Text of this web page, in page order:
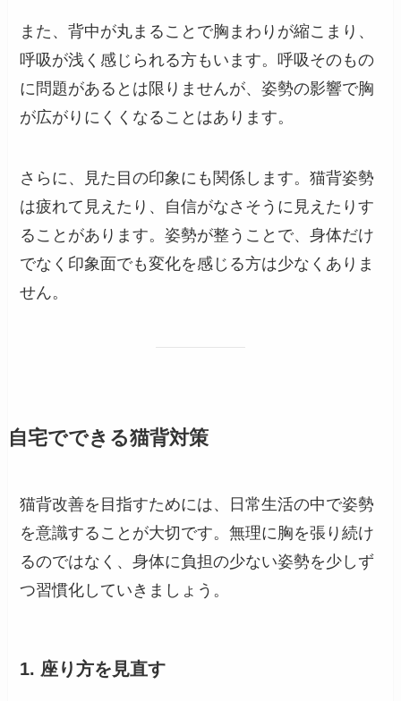
また、背中が丸まることで胸まわりが縮こまり、
呼吸が浅く感じられる方もいます。呼吸そのもの
に問題があるとは限りませんが、姿勢の影響で胸
が広がりにくくなることはあります。
さらに、見た目の印象にも関係します。猫背姿勢
は疲れて見えたり、自信がなさそうに見えたりす
ることがあります。姿勢が整うことで、身体だけ
でなく印象面でも変化を感じる方は少なくありま
せん。
自宅でできる猫背対策
猫背改善を目指すためには、日常生活の中で姿勢
を意識することが大切です。無理に胸を張り続け
るのではなく、身体に負担の少ない姿勢を少しず
つ習慣化していきましょう。
1. 座り方を見直す